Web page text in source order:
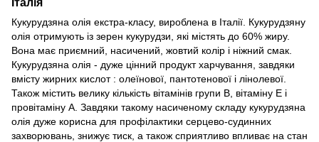
Кукурудзяна олія екстра-класу, вироблена в Італії. Кукурудзяну
олія отримують із зерен кукурудзи, які містять до 60% жиру.
Вона має приємний, насичений, жовтий колір і ніжний смак.
Кукурудзяна олія - дуже цінний продукт харчування, завдяки
вмісту жирних кислот : олеїнової, пантотенової і лінолевої.
Також містить велику кількість вітамінів групи В, вітаміну Е і
провітаміну А. Завдяки такому насиченому складу кукурудзяна
олія дуже корисна для профілактики серцево-судинних
захворювань, знижує тиск, а також сприятливо впливає на стан